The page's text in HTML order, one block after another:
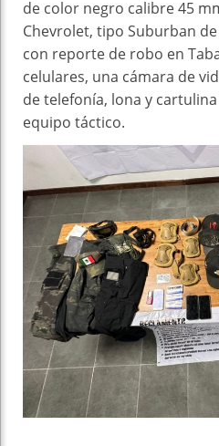
de color negro calibre 45
Chevrolet, tipo Suburban
con reporte de robo en
celulares, una cámara de
de telefonía, lona y
equipo táctico.